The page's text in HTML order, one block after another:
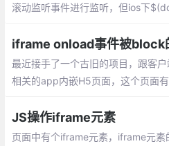
滚动监听事件进行监听，但ios下
iframe onload事件被block
最近接手了一个古旧的项目，跟客
相关的app内嵌H5页面，这个页面
个页面之间的交互采用
JS操作iframe元素
页面中有个iframe元素，iframe元